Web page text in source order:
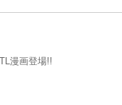
知らない顔ばかりをする。
漫画登場!!